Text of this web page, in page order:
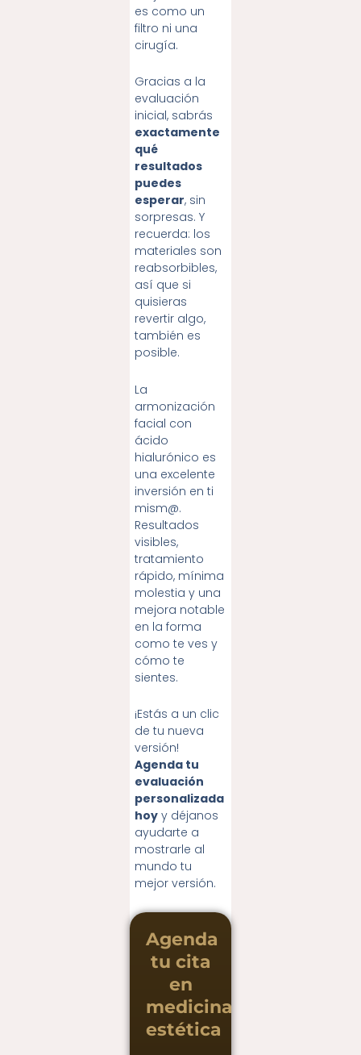
es como un
filtro ni una
cirugía.
Gracias a la
evaluación
inicial, sabrás
exactamente
qué
resultados
puedes
esperar, sin
sorpresas. Y
recuerda: los
materiales son
reabsorbibles,
así que si
quisieras
revertir algo,
también es
posible.
La
armonización
facial con
ácido
hialurónico es
una excelente
inversión en ti
mism@.
Resultados
visibles,
tratamiento
rápido, mínima
molestia y una
mejora notable
en la forma
como te ves y
cómo te
sientes.
¡Estás a un clic
de tu nueva
versión!
Agenda tu
evaluación
personalizada
hoyy déjanos
ayudarte a
mostrarle al
mundo tu
mejor versión.
Agenda
tu cita
en
medicina
estética